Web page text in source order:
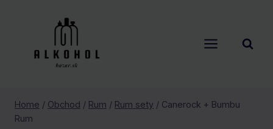
Home / Obchod / Rum / Rum sety / Canerock + Bumbu
Rum